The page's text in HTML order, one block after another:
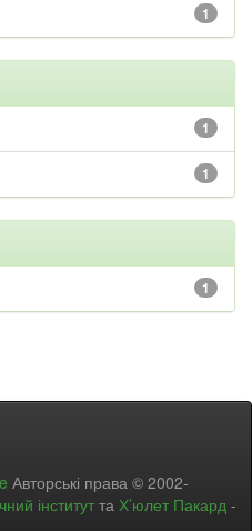
1
1
1
1
Авторські права © 2002-
інститут та Х’юлет Пакард -